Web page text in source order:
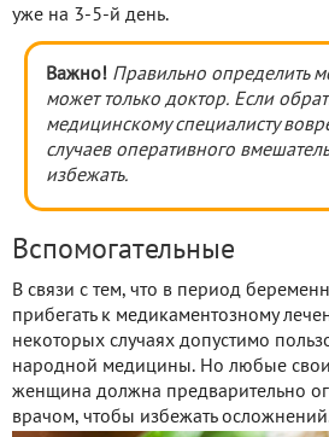
уже на 3-5-й день.
Важно! Правильно определить
может только доктор. Если
медицинскому специалисту
случаев оперативного
избежать.
Вспомогательные
В связи с тем, что в период
прибегать к медикаментозному
некоторых случаях допустимо
народной медицины. Но любые свои
женщина должна предварительно
врачом, чтобы избежать